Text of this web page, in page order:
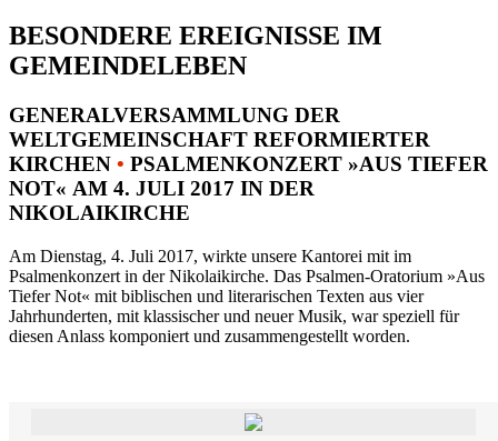
BESONDERE EREIGNISSE IM
GEMEINDELEBEN
GENERALVERSAMMLUNG DER
WELTGEMEINSCHAFT REFORMIERTER
KIRCHEN • PSALMENKONZERT »AUS TIEFER
NOT« AM 4. JULI 2017 IN DER
NIKOLAIKIRCHE
Am Dienstag, 4. Juli 2017, wirkte unsere Kantorei mit im
Psalmenkonzert in der Nikolaikirche. Das Psalmen-Oratorium »Aus
Tiefer Not« mit biblischen und literarischen Texten aus vier
Jahrhunderten, mit klassischer und neuer Musik, war speziell für
diesen Anlass komponiert und zusammengestellt worden.